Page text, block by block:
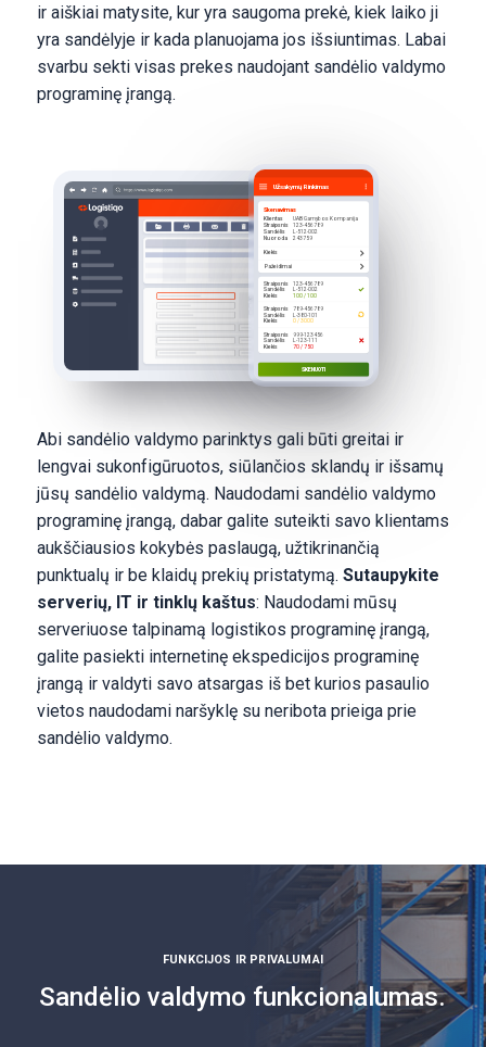
ir aiškiai matysite, kur yra saugoma prekė, kiek laiko ji
yra sandėlyje ir kada planuojama jos išsiuntimas. Labai
svarbu sekti visas prekes naudojant sandėlio valdymo
programinę įrangą.
Kiekis
Pažeidimai
Skenavimas
Klientas
Straipsnis
Sandėlis
Nuoroda
UAB Gamybos Kompanija
123-456789
L-512-002
243759
Straipsnis
Sandėlis
Kiekis
123-456789
L-512-002
100 / 100
Straipsnis
Sandėlis
Kiekis
789-456789
L-380-101
0 / 3000
Straipsnis
Sandėlis
Kiekis
999-123456
L-123-111
70 / 750
SKENUOTI
Užsakymų Rinkimas
Abi sandėlio valdymo parinktys gali būti greitai ir
lengvai sukonfigūruotos, siūlančios sklandų ir išsamų
jūsų sandėlio valdymą. Naudodami sandėlio valdymo
programinę įrangą, dabar galite suteikti savo klientams
aukščiausios kokybės paslaugą, užtikrinančią
punktualų ir be klaidų prekių pristatymą.Sutaupykite
serverių, IT ir tinklų kaštus: Naudodami mūsų
serveriuose talpinamą logistikos programinę įrangą,
galite pasiekti internetinę ekspedicijos programinę
įrangą ir valdyti savo atsargas iš bet kurios pasaulio
vietos naudodami naršyklę su neribota prieiga prie
sandėlio valdymo.
FUNKCIJOS IR PRIVALUMAI
Sandėlio valdymo funkcionalumas.